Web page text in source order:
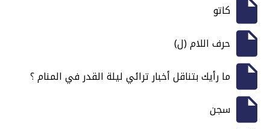
كاتو
حرف اللام (ل)
ما رأيك بتناقل أخبار ترائي ليلة القدر في المنام ؟
سجن